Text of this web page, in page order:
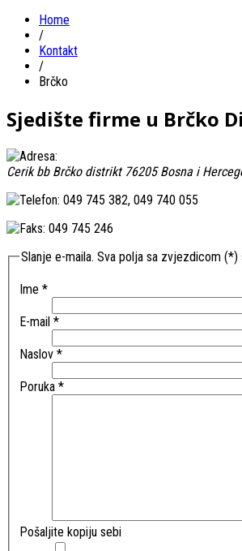
Home
/
Kontakt
/
Brčko
Sjedište firme u Brčko
Cerik bb Brčko distrikt 76205Bosna i
049 745 382, 049 740 055
049 745 246
Slanje e-maila. Sva polja sa zvjezdicom (*)
Ime *
E-mail *
Naslov *
Poruka *
Pošaljite kopiju sebi